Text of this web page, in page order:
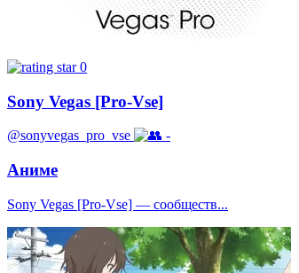
0
Sony Vegas [Pro-Vse]
@sonyvegas_pro_vse -
Аниме
Sony Vegas [Pro-Vse] — сообществ...